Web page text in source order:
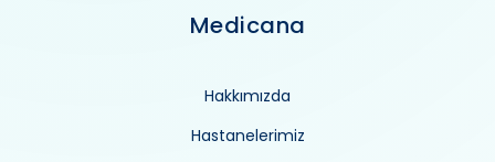
Medicana
Hakkımızda
Hastanelerimiz